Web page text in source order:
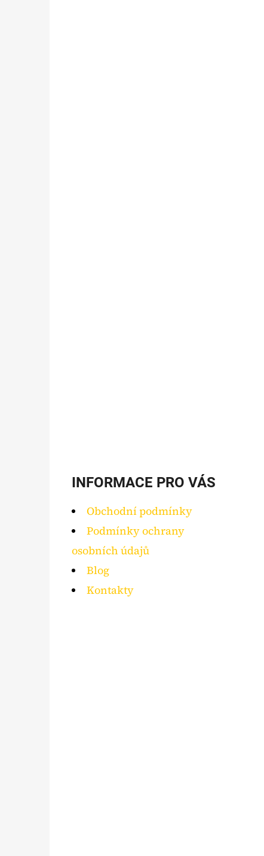
INFORMACE PRO VÁS
Obchodní podmínky
Podmínky ochrany
osobních údajů
Blog
Kontakty